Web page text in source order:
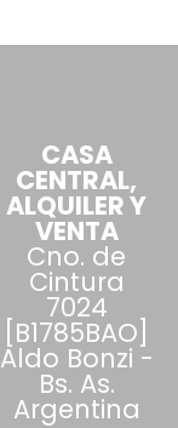
CASA
CENTRAL,
ALQUILER Y
VENTA
Cno. de
Cintura
7024
[B1785BAO]
Aldo Bonzi -
Bs. As.
Argentina